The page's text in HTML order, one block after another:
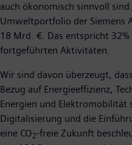
auch ökonomisch sinnvoll
Umweltportfolio der Siemens
18 Mrd. €. Das entspricht 32%
fortgeführten Aktivitäten.
Wir sind davon überzeugt,
Bezug auf Energieeffizienz,
Energien und Elektromobilität
Digitalisierung und die
eine CO2-freie Zukunft